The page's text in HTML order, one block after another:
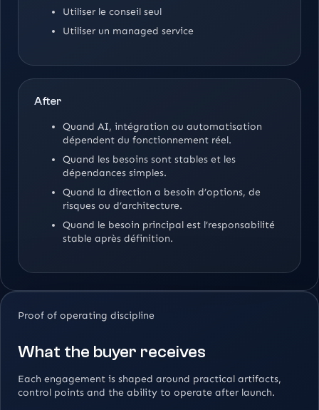
Utiliser le conseil seul
Utiliser un managed service
After
Quand AI, intégration ou automatisation
dépendent du fonctionnement réel.
Quand les besoins sont stables et les
dépendances simples.
Quand la direction a besoin d’options, de
risques ou d’architecture.
Quand le besoin principal est l’responsabilité
stable après définition.
Proof of operating discipline
What the buyer receives
Each engagement is shaped around practical artifacts,
control points and the ability to operate after launch.